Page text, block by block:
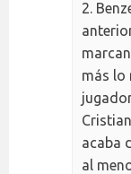
2.
más lo
acaba
al